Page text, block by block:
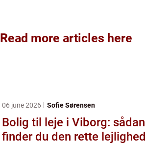
Read more articles here
06 june 2026 Sofie Sørensen
Bolig til leje i Viborg: sådan
finder du den rette lejlighed